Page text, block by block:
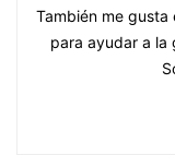
También me
para ayudar a la